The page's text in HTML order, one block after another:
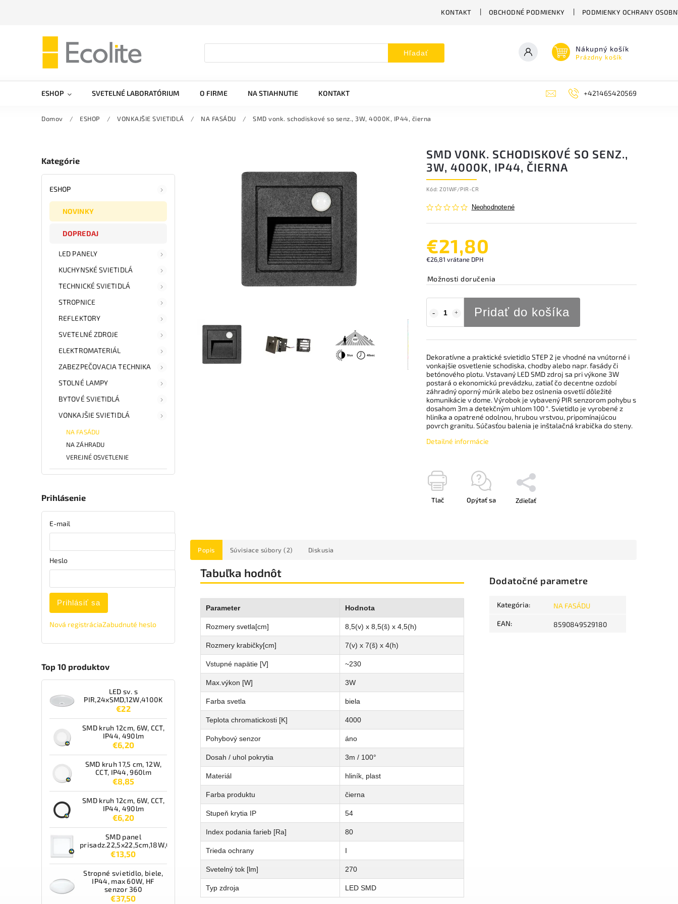
KONTAKT OBCHODNÉ PODMIENKY PODMIENKY OCHRANY
Hľadať Nákupný košík
Prázdny košík
ESHOP SVETELNÉ LABORATÓRIUM O FIRME NA STIAHNUTIE KONTAKT +421465420569
Domov / ESHOP / VONKAJŠIE SVIETIDLÁ / NA FASÁDU / SMD vonk. schodiskové so senz., 3W, 4000K, IP44, čierna
Kategórie
ESHOP
NOVINKY
DOPREDAJ
LED PANELY
KUCHYNSKÉ SVIETIDLÁ
TECHNICKÉ SVIETIDLÁ
STROPNICE
REFLEKTORY
SVETELNÉ ZDROJE
ELEKTROMATERIÁL
ZABEZPEČOVACIA TECHNIKA
STOLNÉ LAMPY
BYTOVÉ SVIETIDLÁ
VONKAJŠIE SVIETIDLÁ
NA FASÁDU
NA ZÁHRADU
VEREJNÉ OSVETLENIE
Prihlásenie
E-mail
Heslo
Prihlásiť sa
Nová registráciaZabudnuté heslo
Top 10 produktov
LED sv. s
PIR,24xSMD,12W,4100K
€22
SMD kruh 12cm, 6W, CCT,
IP44, 490lm
€6,20
SMD kruh 17,5 cm, 12W,
CCT, IP44, 960lm
€8,85
SMD kruh 12cm, 6W, CCT,
IP44, 490lm
€6,20
SMD panel
prisadz.22,5x22,5cm,18W,CCT,IP44,1550lm
€13,50
Stropné svietidlo, biele,
IP44, max 60W, HF
senzor 360
€37,50
SMD VONK. SCHODISKOVÉ SO SENZ.,
3W, 4000K, IP44, ČIERNA
Kód: Z01WF/PIR-CR
Neohodnotené
€21,80
€26,81 vrátane DPH
Možnosti doručenia
Pridať do košíka
Dekoratívne a praktické svietidlo STEP 2 je vhodné na vnútorné i
vonkajšie osvetlenie schodiska, chodby alebo napr. fasády či
betónového plotu. Vstavaný LED SMD zdroj sa pri výkone 3W
postará o ekonomickú prevádzku, zatiaľ čo decentne ozdobí
záhradný oporný múrik alebo bez oslnenia osvetlí dôležité
komunikácie v dome. Výrobok je vybavený PIR senzorom pohybu s
dosahom 3m a detekčným uhlom 100 °. Svietidlo je vyrobené z
hliníka a opatrené odolnou, hrubou vrstvou, pripomínajúcou
povrch granitu. Súčasťou balenia je inštalačná krabička do steny.
Detailné informácie
Tlač Opýtať sa Zdieľať
Popis Súvisiace súbory (2) Diskusia
Tabuľka hodnôt
Parameter Hodnota
Rozmery svetla[cm] 8,5(v) x 8,5(š) x 4,5(h)
Rozmery krabičky[cm] 7(v) x 7(š) x 4(h)
Vstupné napätie [V] ~230
Max.výkon [W] 3W
Farba svetla biela
Teplota chromatickosti [K] 4000
Pohybový senzor áno
Dosah / uhol pokrytia 3m / 100°
Materiál hliník, plast
Farba produktu čierna
Stupeň krytia IP 54
Index podania farieb [Ra] 80
Trieda ochrany I
Svetelný tok [lm] 270
Typ zdroja LED SMD
Dodatočné parametre
Kategória: NA FASÁDU
EAN: 8590849529180